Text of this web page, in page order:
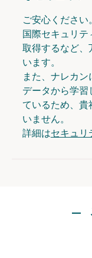
ご安心ください
国際セキュリテ
取得するなど、
います。
また、ナレカ
データから学習
ているため、貴
いません。
詳細はセキュリ